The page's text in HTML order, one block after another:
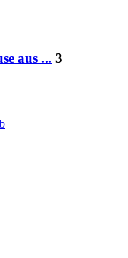
aus ... 3